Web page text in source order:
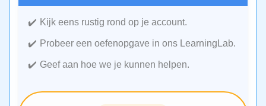
Kijk eens rustig rond op je account.
Probeer een oefenopgave in ons LearningLab.
Geef aan hoe we je kunnen helpen.